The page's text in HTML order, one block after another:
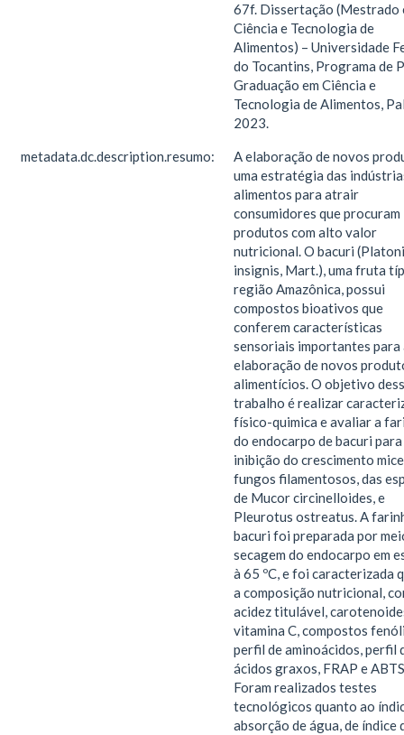
67f. Dissertação (Mestrado
Ciência e Tecnologia de
Alimentos) – Universidade
do Tocantins, Programa de
Graduação em Ciência e
Tecnologia de Alimentos,
2023.
metadata.dc.description.resumo:
A elaboração de novos
uma estratégia das
alimentos para atrair
consumidores que procuram
produtos com alto valor
nutricional. O bacuri
insignis, Mart.), uma fruta
região Amazônica, possui
compostos bioativos que
conferem características
sensoriais importantes para
elaboração de novos
alimentícios. O objetivo
trabalho é realizar
físico-quimica e avaliar a
do endocarpo de bacuri para
inibição do crescimento
fungos filamentosos, das
de Mucor circinelloides, e
Pleurotus ostreatus. A
bacuri foi preparada por
secagem do endocarpo em
à 65 ºC, e foi caracterizada
a composição nutricional,
acidez titulável,
vitamina C, compostos
perfil de aminoácidos, perfil
ácidos graxos, FRAP e
Foram realizados testes
tecnológicos quanto ao
absorção de água, de índice